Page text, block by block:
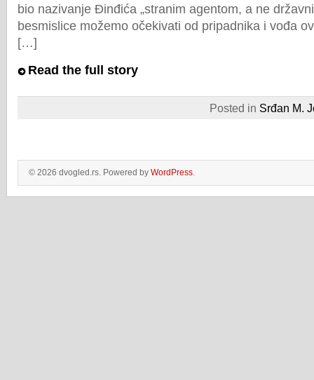
bio nazivanje Đinđića „stranim agentom, a ne
besmislice možemo očekivati od pripadnika i vođa
[…]
Read the full story
Posted in Srđan M.
© 2026 dvogled.rs. Powered by WordPress.